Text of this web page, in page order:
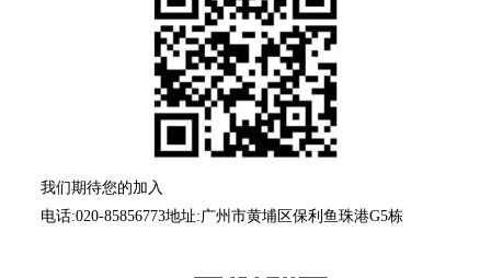
我们期待您的加入
电话:020-85856773地址:广州市黄埔区保利鱼珠港G5栋